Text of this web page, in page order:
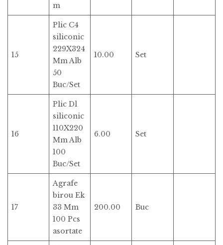
m
15
Plic C4
siliconic
229X324
Mm Alb
50
Buc/Set
10.00 Set
16
Plic Dl
siliconic
110X220
Mm Alb
100
Buc/Set
6.00 Set
17
Agrafe
birou Ek
33 Mm
100 Pcs
asortate
200.00 Buc